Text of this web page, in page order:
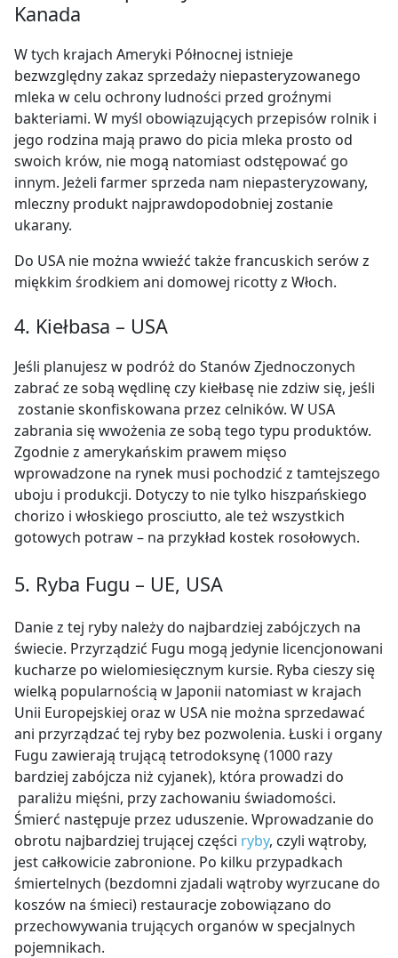
Kanada
W tych krajach Ameryki Północnej istnieje
bezwzględny zakaz sprzedaży niepasteryzowanego
mleka w celu ochrony ludności przed groźnymi
bakteriami. W myśl obowiązujących przepisów rolnik i
jego rodzina mają prawo do picia mleka prosto od
swoich krów, nie mogą natomiast odstępować go
innym. Jeżeli farmer sprzeda nam niepasteryzowany,
mleczny produkt najprawdopodobniej zostanie
ukarany.
Do USA nie można wwieźć także francuskich serów z
miękkim środkiem ani domowej ricotty z Włoch.
4. Kiełbasa – USA
Jeśli planujesz w podróż do Stanów Zjednoczonych
zabrać ze sobą wędlinę czy kiełbasę nie zdziw się, jeśli
zostanie skonfiskowana przez celników. W USA
zabrania się wwożenia ze sobą tego typu produktów.
Zgodnie z amerykańskim prawem mięso
wprowadzone na rynek musi pochodzić z tamtejszego
uboju i produkcji. Dotyczy to nie tylko hiszpańskiego
chorizo i włoskiego prosciutto, ale też wszystkich
gotowych potraw – na przykład kostek rosołowych.
5. Ryba Fugu – UE, USA
Danie z tej ryby należy do najbardziej zabójczych na
świecie. Przyrządzić Fugu mogą jedynie licencjonowani
kucharze po wielomiesięcznym kursie. Ryba cieszy się
wielką popularnością w Japonii natomiast w krajach
Unii Europejskiej oraz w USA nie można sprzedawać
ani przyrządzać tej ryby bez pozwolenia. Łuski i organy
Fugu zawierają trującą tetrodoksynę (1000 razy
bardziej zabójcza niż cyjanek), która prowadzi do
paraliżu mięśni, przy zachowaniu świadomości.
Śmierć następuje przez uduszenie. Wprowadzanie do
obrotu najbardziej trującej części ryby, czyli wątroby,
jest całkowicie zabronione. Po kilku przypadkach
śmiertelnych (bezdomni zjadali wątroby wyrzucane do
koszów na śmieci) restauracje zobowiązano do
przechowywania trujących organów w specjalnych
pojemnikach.